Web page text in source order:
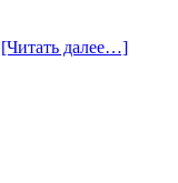
[Читать далее…]